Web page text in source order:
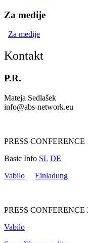
Za medije
Za medije
Kontakt
P.R.
Mateja Sedlašek
info@abs-network.eu
PRESS CONFERENCE
Basic Info SL DE
Vabilo
Einladung
PRESS CONFERENCE
Vabilo